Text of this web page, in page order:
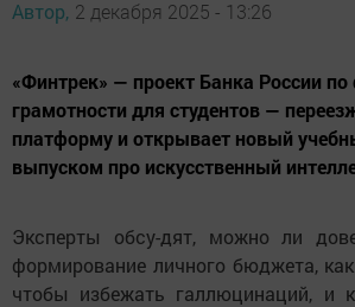
Автор, 2 декабря 2025 - 13:26
«Финтрек» — проект Банка России
грамотности для студентов —
платформу и открывает новый
выпуском про искусственный
Эксперты обсу-дят, можно ли
формирование личного бюджета,
чтобы избежать галлюцинаций, и